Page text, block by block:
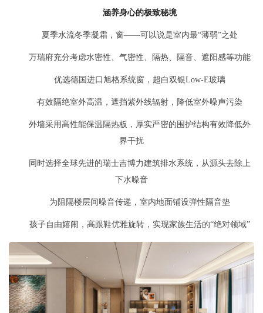
涵养身心的极致秘境
夏季水流冬季凝霜，窗——可以说是室内最“薄弱”之处
万瑞府充分考虑水密性、气密性、隔热、隔音、遮阳感等功能
优选德国进口旭格系统窗，超白双银Low-E玻璃
有效隔绝室外高温，遮挡紫外线辐射，降低室外噪声污染
外墙采用高性能保温隔热板，厚实严密的围护结构有效降低外
界干扰
同时选择全球先进的瑞士吉博力建筑排水系统，从源头去除上
下水噪音
为阻隔楼层间噪音传递，室内地面铺设弹性隔音垫
孩子自由嬉闹，高跟鞋优雅旋转，实现家族生活的“绝对领域”